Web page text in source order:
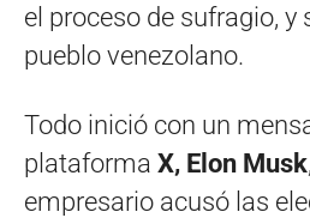
el proceso de sufragio, y
pueblo venezolano.
Todo inició con un
plataforma X, Elon Musk
empresario acusó las